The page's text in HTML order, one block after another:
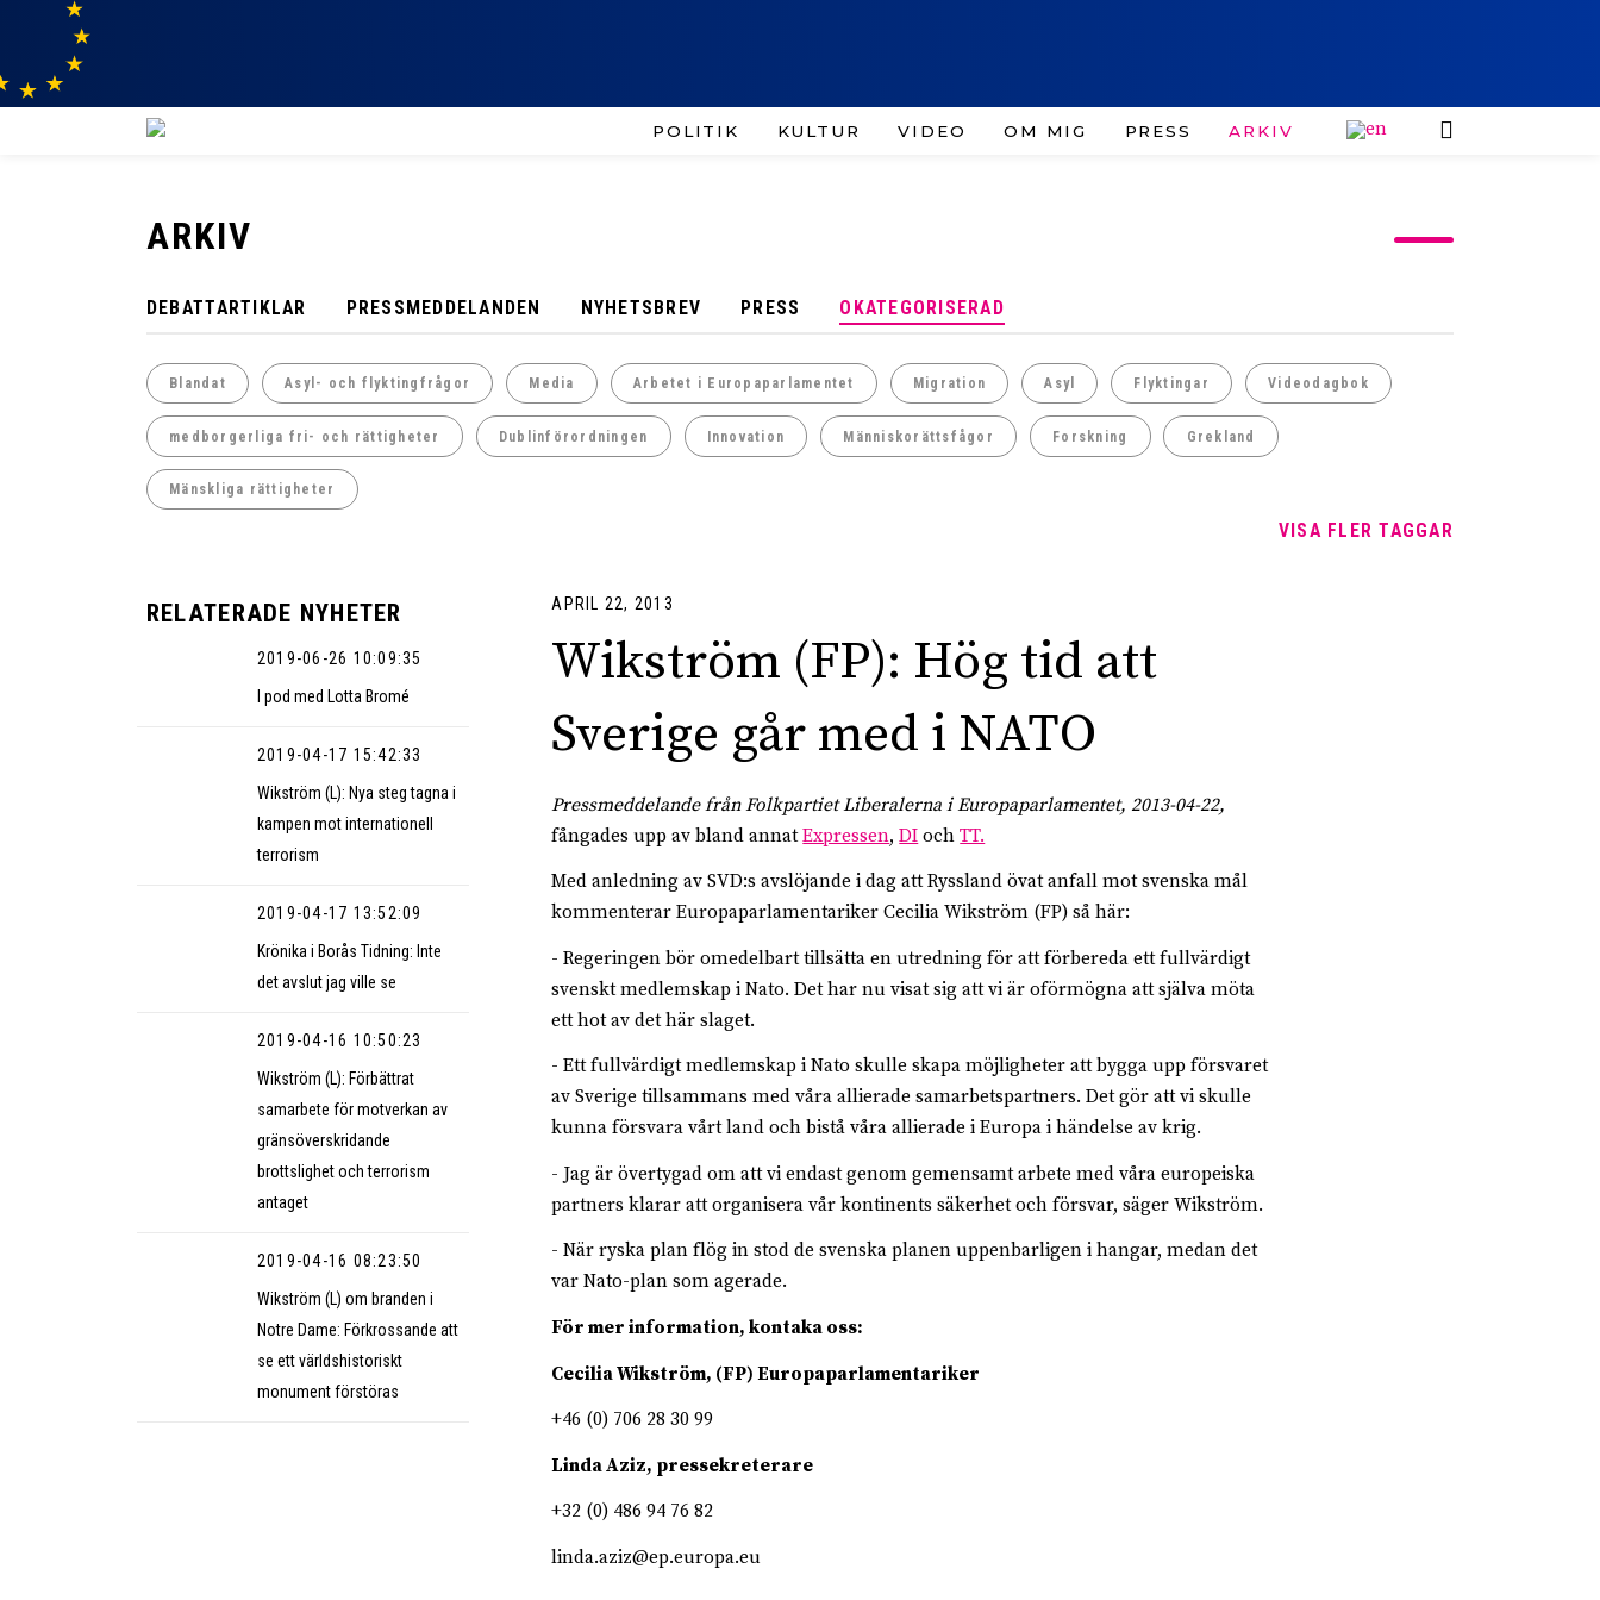
POLITIK KULTUR VIDEO OM MIG PRESS ARKIV
ARKIV
DEBATTARTIKLAR PRESSMEDDELANDEN NYHETSBREV PRESS OKATEGORISERAD
Blandat Asyl- och flyktingfrågor Media Arbetet i Europaparlamentet Migration Asyl Flyktingar Videodagbok
medborgerliga fri- och rättigheter Dublinförordningen Innovation Människorättsfågor Forskning Grekland
Mänskliga rättigheter
VISA FLER TAGGAR
RELATERADE NYHETER
2019-06-26 10:09:35
I pod med Lotta Bromé
2019-04-17 15:42:33
Wikström (L): Nya steg tagna i
kampen mot internationell
terrorism
2019-04-17 13:52:09
Krönika i Borås Tidning: Inte
det avslut jag ville se
2019-04-16 10:50:23
Wikström (L): Förbättrat
samarbete för motverkan av
gränsöverskridande
brottslighet och terrorism
antaget
2019-04-16 08:23:50
Wikström (L) om branden i
Notre Dame: Förkrossande att
se ett världshistoriskt
monument förstöras
APRIL 22, 2013
Wikström (FP): Hög tid att
Sverige går med i NATO
Pressmeddelande från Folkpartiet Liberalerna i Europaparlamentet, 2013-04-22,
fångades upp av bland annatExpressen,DI ochTT.
Med anledning av SVD:s avslöjande i dag att Ryssland övat anfall mot svenska mål
kommenterar Europaparlamentariker Cecilia Wikström (FP) så här:
- Regeringen bör omedelbart tillsätta en utredning för att förbereda ett fullvärdigt
svenskt medlemskap i Nato. Det har nu visat sig att vi är oförmögna att själva möta
ett hot av det här slaget.
- Ett fullvärdigt medlemskap i Nato skulle skapa möjligheter att bygga upp försvaret
av Sverige tillsammans med våra allierade samarbetspartners. Det gör att vi skulle
kunna försvara vårt land och bistå våra allierade i Europa i händelse av krig.
- Jag är övertygad om att vi endast genom gemensamt arbete med våra europeiska
partners klarar att organisera vår kontinents säkerhet och försvar, säger Wikström.
- När ryska plan flög in stod de svenska planen uppenbarligen i hangar, medan det
var Nato-plan som agerade.
För mer information, kontaka oss:
Cecilia Wikström, (FP) Europaparlamentariker
+46 (0) 706 28 30 99
Linda Aziz, pressekreterare
+32 (0) 486 94 76 82
linda.aziz@ep.europa.eu